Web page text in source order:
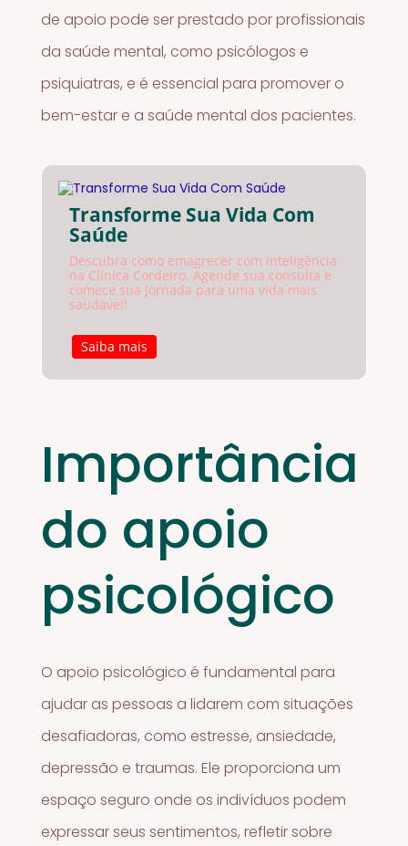
de apoio pode ser prestado por profissionais
da saúde mental, como psicólogos e
psiquiatras, e é essencial para promover o
bem-estar e a saúde mental dos pacientes.
Transforme Sua Vida Com
Saúde
Descubra como emagrecer com inteligência
na Clínica Cordeiro. Agende sua consulta e
comece sua jornada para uma vida mais
saudável!
Saiba mais
Importância
do apoio
psicológico
O apoio psicológico é fundamental para
ajudar as pessoas a lidarem com situações
desafiadoras, como estresse, ansiedade,
depressão e traumas. Ele proporciona um
espaço seguro onde os indivíduos podem
expressar seus sentimentos, refletir sobre